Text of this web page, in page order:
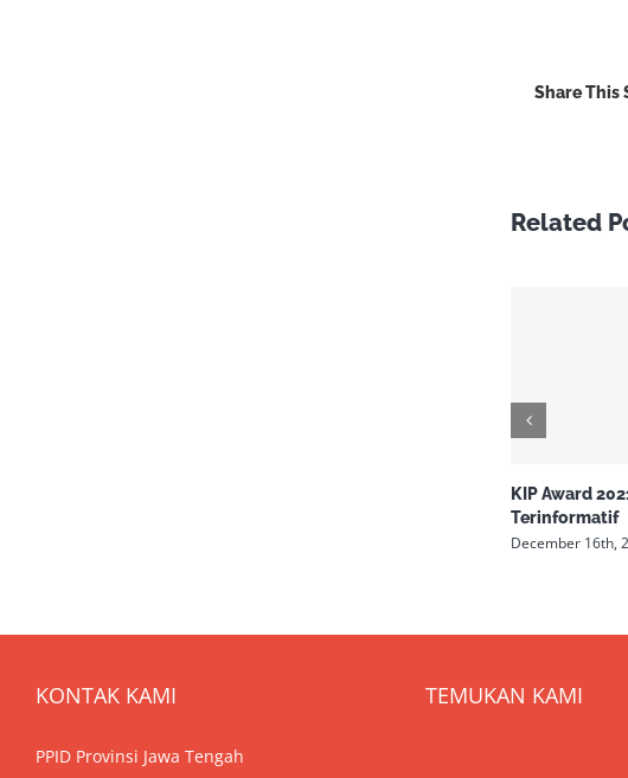
Share This
Related
KIP Award
Terinformatif
December 16th,
KONTAK KAMI
PPID Provinsi Jawa Tengah
TEMUKAN KAMI